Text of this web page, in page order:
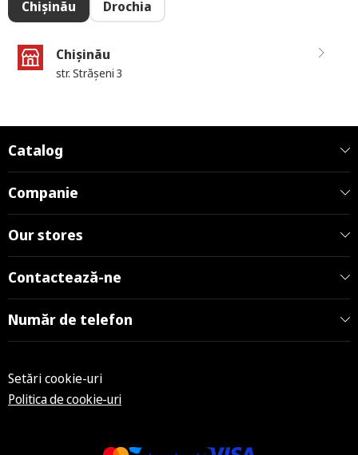
Chișinău Drochia
Chișinău
str. Strășeni 3
Catalog
Companie
Our stores
Contactează-ne
Număr de telefon
Setări cookie-uri
Politica de cookie-uri